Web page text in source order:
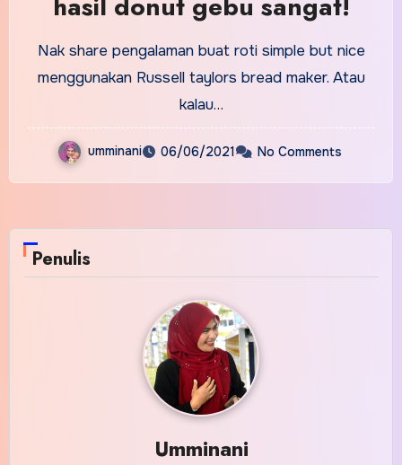
Nak share pengalaman buat roti simple but nice
menggunakan Russell taylors bread maker. Atau
kalau…
umminani 06/06/2021 No Comments
Penulis
Umminani